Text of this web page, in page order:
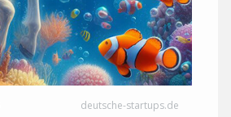
deutsche-startups.de